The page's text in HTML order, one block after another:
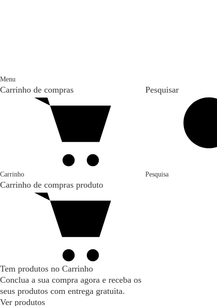
Menu
Carrinho de compras
Carrinho
Carrinho de compras produto
Tem produtos no Carrinho
Conclua a sua compra agora e receba os
seus produtos com entrega gratuita.
Ver produtos
Pesquisar
Pesquisa